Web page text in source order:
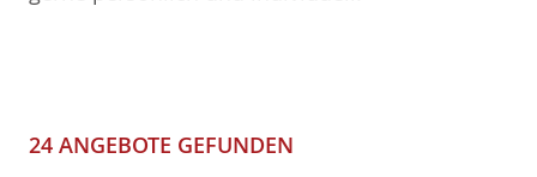
24 ANGEBOTE GEFUNDEN